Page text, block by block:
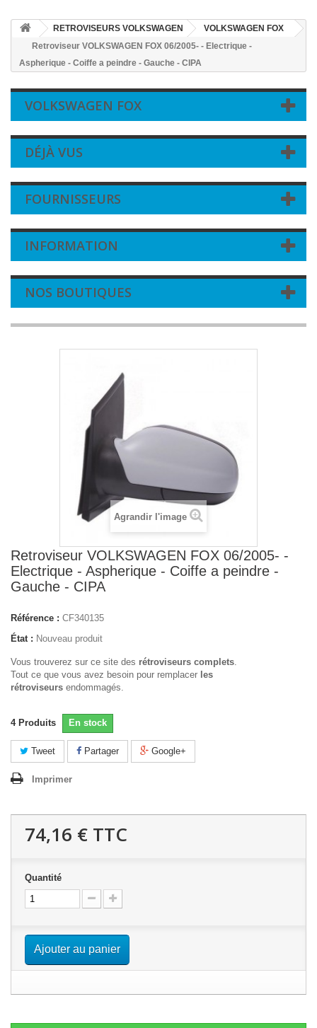
RETROVISEURS VOLKSWAGEN
VOLKSWAGEN FOX
Retroviseur VOLKSWAGEN FOX 06/2005- - Electrique -
Aspherique - Coiffe a peindre - Gauche - CIPA
VOLKSWAGEN FOX
DÉJÀ VUS
FOURNISSEURS
INFORMATION
NOS BOUTIQUES
Agrandir l'image
Retroviseur VOLKSWAGEN FOX 06/2005- -
Electrique - Aspherique - Coiffe a peindre -
Gauche - CIPA
Référence : CF340135
État : Nouveau produit
Vous trouverez sur ce site des rétroviseurs complets.
Tout ce que vous avez besoin pour remplacer les
rétroviseurs endommagés.
4 Produits En stock
Tweet Partager Google+
Imprimer
74,16 € TTC
Quantité
Ajouter au panier